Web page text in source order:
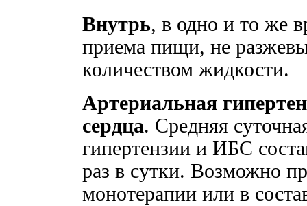
Внутрь, в одно и то же
приема пищи, не
количеством жидкости.
Артериальная
сердца. Средняя
гипертензии и ИБС
раз в сутки. Возможно
монотерапии или в